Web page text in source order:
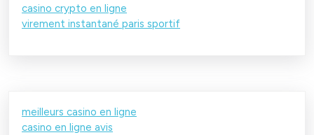
casino crypto en ligne
virement instantané paris sportif
meilleurs casino en ligne
casino en ligne avis